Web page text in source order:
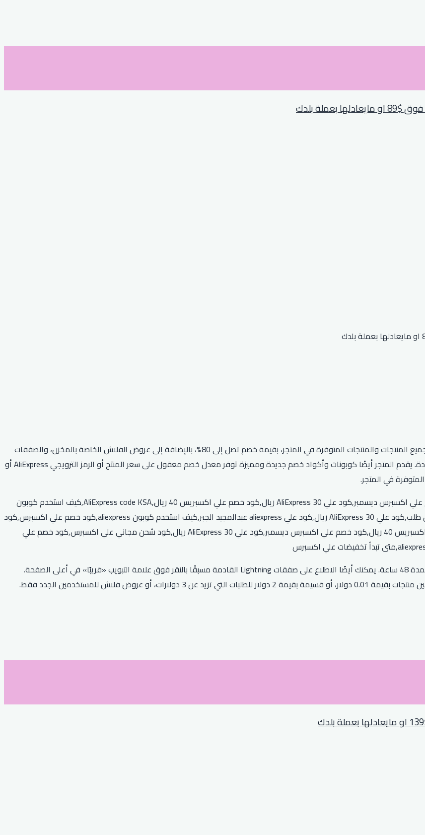
يقدم موقع علي اكسبرس مجموعة من العروض والخصومات الخاصة على جميع المنتجات والمنتجات المتوفرة في المتجر، بقيمة خصم تصل إلى 80%، بالإضافة إلى عروض الفلاش الخاصة بالمخزن، والصفقات
اليومية والأسبوعية، وصفقات الشحن والتوصيل المجاني على الطلبات المتعددة. يقدم المتجر أيضًا كوبونات وأكواد خصم جديدة ومميزة توفر معدل خصم معقول على سعر المنتج أو الرمز الترويجي AliExpress أو
كود خصم علي اكسبرس أول طلب,كود خصم علي اكسبرس 2026,كود خصم علي اكسبرس ديسمبر,كود علي AliExpress 30 ريال,كود خصم علي اكسبريس 40 ريال,AliExpress code KSA,كيف استخدم كوبون
aliexpress,كود علي aliexpress عبدالمجيد الجبر,كود خصم علي اكسبرس أول طلب,كود علي AliExpress 30 ريال,كود علي aliexpress عبدالمجيد الجبر,كيف استخدم كوبون aliexpress,كود خصم علي اكسبرس,كود
خصم علي اكسبرس 2026,كود خصم علي اكسبرس ديسمبر,,كود خصم علي اكسبريس 40 ريال,كود خصم علي اكسبرس ديسمبر,كود علي AliExpress 30 ريال,كود شحن مجاني علي اكسبرس,كود خصم علي
قم بزيارة قسم Lightning Sale للعثور على عروض الصفقات المتوفرة فقط لمدة 48 ساعة. يمكنك أيضًا الاطلاع على صفقات Lightning القادمة مسبقًا بالنقر فوق علامة التبويب «قريبًا» في أعلى الصفحة.
يمكن للمستخدمين الجدد طلب هدية مجانية من AliExpress. يمكنك الاختيار بين منتجات بقيمة 0.01 دولار، أو قسيمة بقيمة 2 دولار للطلبات التي تزيد عن 3 دولارات، أو عروض فلاش للمستخدمين الجدد فقط.